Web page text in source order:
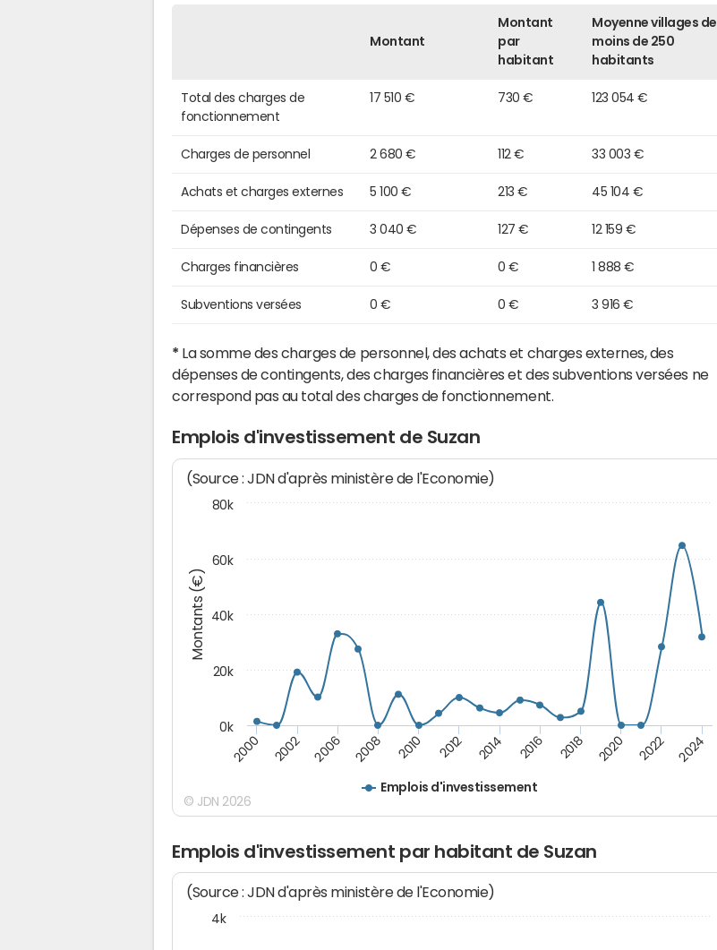
Montant
Montant
par
habitant
Moyenne villages de
moins de 250
habitants
Total des charges de
fonctionnement
17 510 € 730 € 123 054 €
Charges de personnel 2 680 € 112 € 33 003 €
Achats et charges externes 5 100 € 213 € 45 104 €
Dépenses de contingents 3 040 € 127 € 12 159 €
Charges financières 0 € 0 € 1 888 €
Subventions versées 0 € 0 € 3 916 €
* La somme des charges de personnel, des achats et charges externes, des
dépenses de contingents, des charges financières et des subventions versées ne
correspond pas au total des charges de fonctionnement.
Emplois d'investissement de Suzan
Montants (€)
(Source : JDN d'après ministère de l'Economie)
Emplois d'investissement
2000 2002 2006 2008 2010 2012 2014 2016 2018 2020 2022 2024
0k
20k
40k
60k
80k
© JDN 2026
Emplois d'investissement par habitant de Suzan
(Source : JDN d'après ministère de l'Economie)
4k